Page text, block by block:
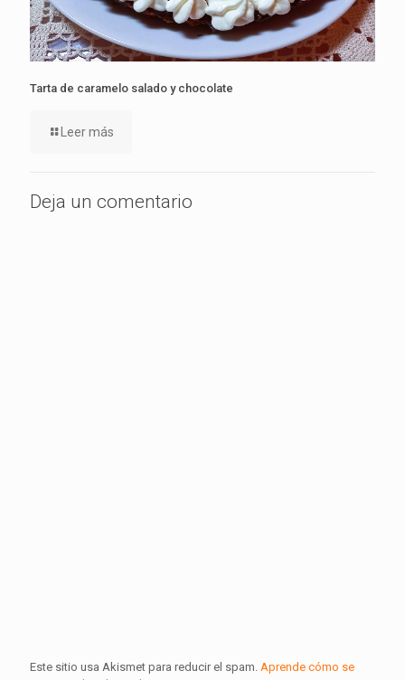
Tarta de caramelo salado y chocolate
Leer más
Deja un comentario
Este sitio usa Akismet para reducir el spam. Aprende cómo se